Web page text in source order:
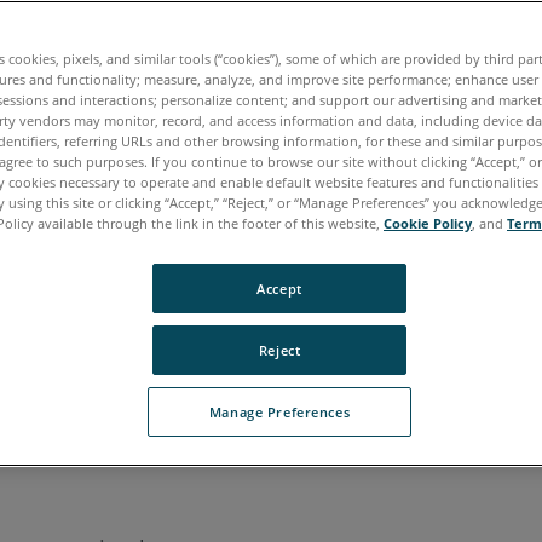
Japonês Português
cookies, pixels, and similar tools (“cookies”), some of which are provided by third
and functionality; measure, analyze, and improve site performance; enhance user
and interactions; personalize content; and support our advertising and
vendors may monitor, record, and access information and data, including device
referring URLs and other browsing information, for these and similar
to such purposes. If you continue to browse our site without clicking “Accept,”
cookies necessary to operate and enable default website features and
using this site or clicking “Accept,” “Reject,” or “Manage Preferences” you
available through the link in the footer of this website, Cookie Policy, and
Manage Preferences
Reject
Accept